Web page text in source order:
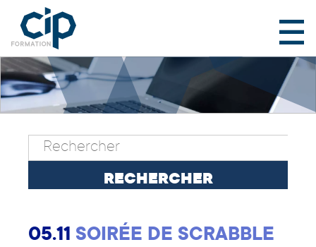
05.11 SOIRÉE DE SCRABBLE